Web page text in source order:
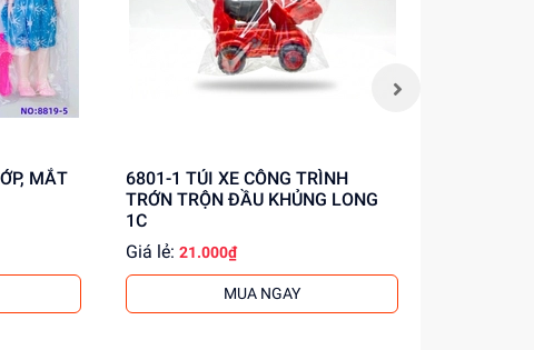
6801-1 TÚI XE CÔNG TRÌNH
TRỚN TRỘN ĐẦU KHỦNG LONG
1C
Giá lẻ: 21.000₫
MUA NGAY